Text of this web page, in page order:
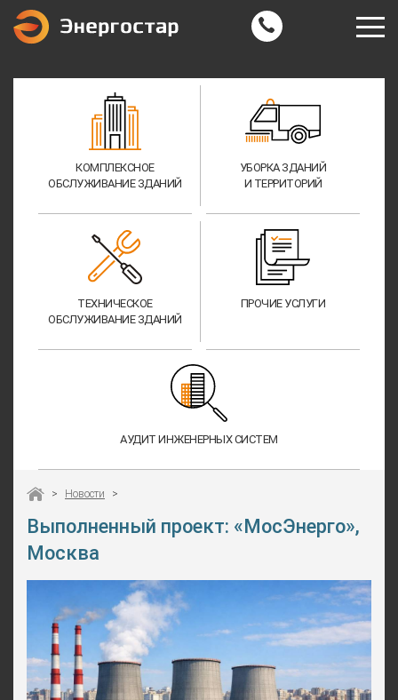
КОМПЛЕКСНОЕ
ОБСЛУЖИВАНИЕ ЗДАНИЙ
УБОРКА ЗДАНИЙ
И ТЕРРИТОРИЙ
ТЕХНИЧЕСКОЕ
ОБСЛУЖИВАНИЕ ЗДАНИЙ
ПРОЧИЕ УСЛУГИ
АУДИТ ИНЖЕНЕРНЫХ СИСТЕМ
> Новости >
Выполненный проект: «МосЭнерго»,
Москва